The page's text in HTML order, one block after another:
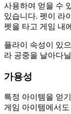
사용하여 얻을 수
있습니다. 펫이 라
펫을 타고 게임 내
플라이 속성이 있
라 공중을 날아다
가용성
특정 아이템을 얻
게임 아이템에서